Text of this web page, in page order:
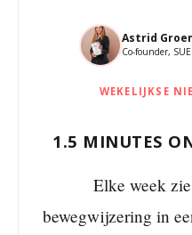
Astrid
Co-founder,
WEKELIJKSE
1.5 MINUTES
Elke week
bewegwijzering in